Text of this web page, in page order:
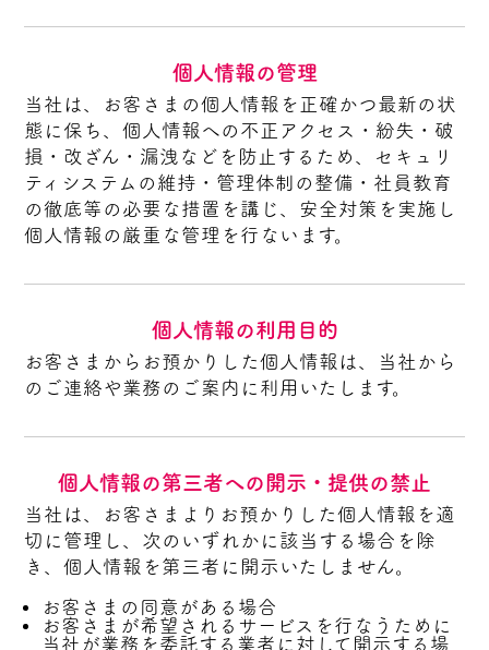
個人情報の管理
当社は、お客さまの個人情報を正確かつ最新の状
態に保ち、個人情報への不正アクセス・紛失・破
損・改ざん・漏洩などを防止するため、セキュリ
ティシステムの維持・管理体制の整備・社員教育
の徹底等の必要な措置を講じ、安全対策を実施し
個人情報の厳重な管理を行ないます。
個人情報の利用目的
お客さまからお預かりした個人情報は、当社から
のご連絡や業務のご案内に利用いたします。
個人情報の第三者への開示・提供の禁止
当社は、お客さまよりお預かりした個人情報を適
切に管理し、次のいずれかに該当する場合を除
き、個人情報を第三者に開示いたしません。
お客さまの同意がある場合
お客さまが希望されるサービスを行なうために
当社が業務を委託する業者に対して開示する場